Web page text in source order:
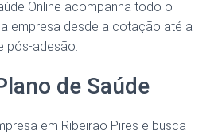
Online acompanha todo o
empresa desde a cotação até a
pós-adesão.
de Saúde
em Ribeirão Pires e busca